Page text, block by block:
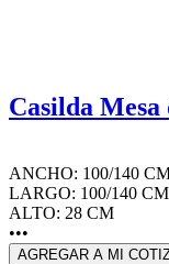
Casilda
ANCHO: 100/140
LARGO: 100/140 CM
ALTO: 28 CM
•••
AGREGAR A MI